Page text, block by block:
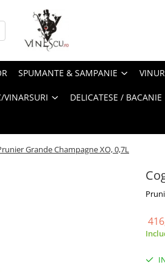
SPUMANTE & SAMPANIE
DELICATESE / BACANIE
Grande Champagne XO, 0,7L